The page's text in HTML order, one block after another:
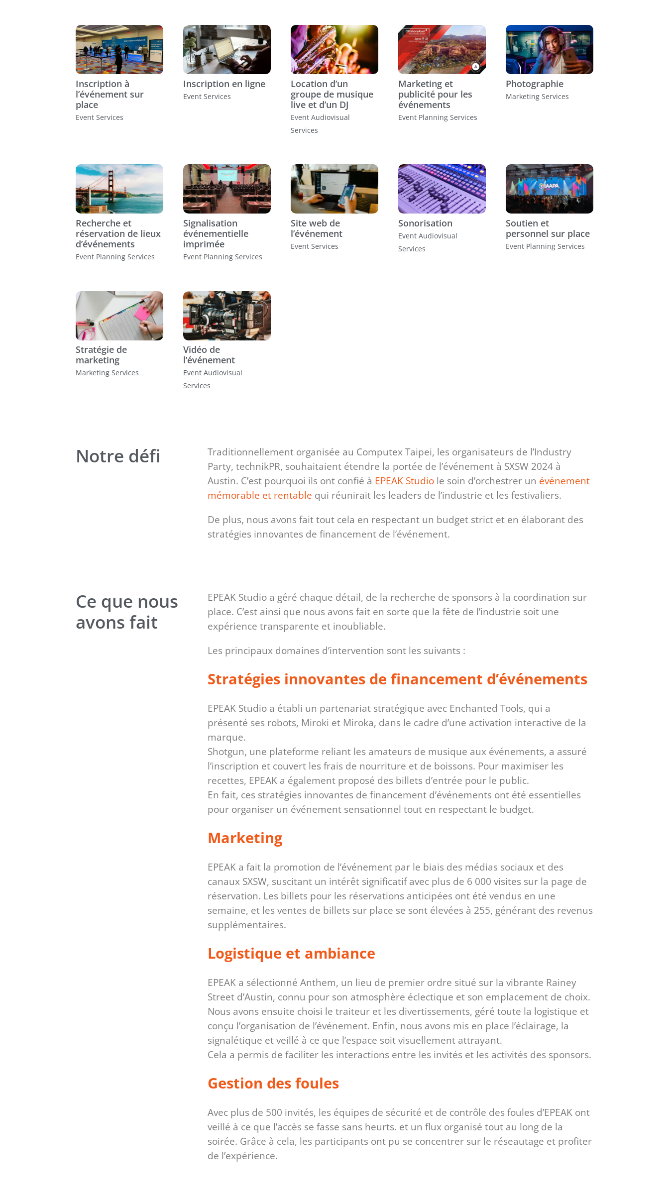
Inscription à
l’événement sur
place
Event Services
Inscription en ligne
Event Services
Location d’un
groupe de musique
live et d’un DJ
Event Audiovisual
Services
Marketing et
publicité pour les
événements
Event Planning Services
Photographie
Marketing Services
Recherche et
réservation de lieux
d’événements
Event Planning Services
Signalisation
événementielle
imprimée
Event Planning Services
Site web de
l’événement
Event Services
Sonorisation
Event Audiovisual
Services
Soutien et
personnel sur place
Event Planning Services
Stratégie de
marketing
Marketing Services
Vidéo de
l’événement
Event Audiovisual
Services
Notre défi
Traditionnellement organisée au Computex Taipei, les organisateurs de l’Industry
Party, technikPR, souhaitaient étendre la portée de l’événement à SXSW 2024 à
Austin. C’est pourquoi ils ont confié à EPEAK Studio le soin d’orchestrer un événement
mémorable et rentable qui réunirait les leaders de l’industrie et les festivaliers.
De plus, nous avons fait tout cela en respectant un budget strict et en élaborant des
stratégies innovantes de financement de l’événement.
Ce que nous
avons fait
EPEAK Studio a géré chaque détail, de la recherche de sponsors à la coordination sur
place. C’est ainsi que nous avons fait en sorte que la fête de l’industrie soit une
expérience transparente et inoubliable.
Les principaux domaines d’intervention sont les suivants :
Stratégies innovantes de financement d’événements
EPEAK Studio a établi un partenariat stratégique avec Enchanted Tools, qui a
présenté ses robots, Miroki et Miroka, dans le cadre d’une activation interactive de la
marque.
Shotgun, une plateforme reliant les amateurs de musique aux événements, a assuré
l’inscription et couvert les frais de nourriture et de boissons. Pour maximiser les
recettes, EPEAK a également proposé des billets d’entrée pour le public.
En fait, ces stratégies innovantes de financement d’événements ont été essentielles
pour organiser un événement sensationnel tout en respectant le budget.
Marketing
EPEAK a fait la promotion de l’événement par le biais des médias sociaux et des
canaux SXSW, suscitant un intérêt significatif avec plus de 6 000 visites sur la page de
réservation. Les billets pour les réservations anticipées ont été vendus en une
semaine, et les ventes de billets sur place se sont élevées à 255, générant des revenus
supplémentaires.
Logistique et ambiance
EPEAK a sélectionné Anthem, un lieu de premier ordre situé sur la vibrante Rainey
Street d’Austin, connu pour son atmosphère éclectique et son emplacement de choix.
Nous avons ensuite choisi le traiteur et les divertissements, géré toute la logistique et
conçu l’organisation de l’événement. Enfin, nous avons mis en place l’éclairage, la
signalétique et veillé à ce que l’espace soit visuellement attrayant.
Cela a permis de faciliter les interactions entre les invités et les activités des sponsors.
Gestion des foules
Avec plus de 500 invités, les équipes de sécurité et de contrôle des foules d’EPEAK ont
veillé à ce que l’accès se fasse sans heurts. et un flux organisé tout au long de la
soirée. Grâce à cela, les participants ont pu se concentrer sur le réseautage et profiter
de l’expérience.